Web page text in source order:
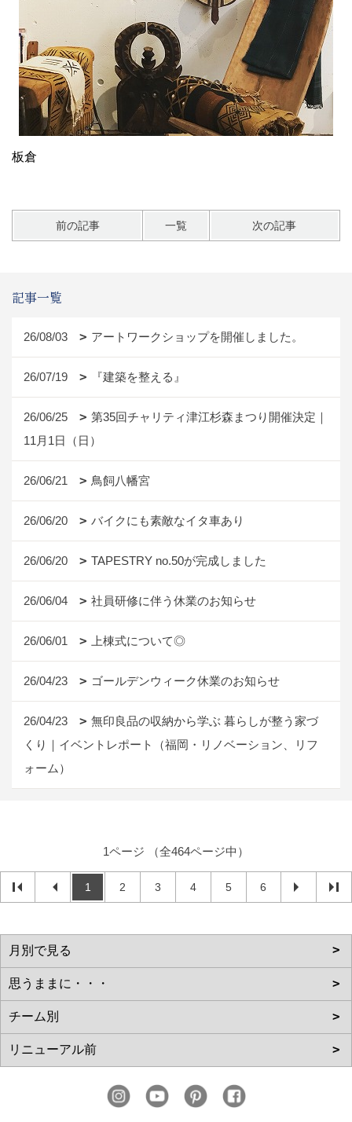
板倉
前の記事 一覧 次の記事
記事一覧
26/08/03 アートワークショップを開催しました。
26/07/19 『建築を整える』
26/06/25
第35回チャリティ津江杉森まつり開催決定｜
11月1日（日）
26/06/21 鳥飼八幡宮
26/06/20 バイクにも素敵なイタ車あり
26/06/20 TAPESTRY no.50が完成しました
26/06/04 社員研修に伴う休業のお知らせ
26/06/01 上棟式について◎
26/04/23 ゴールデンウィーク休業のお知らせ
26/04/23
無印良品の収納から学ぶ 暮らしが整う家づ
くり｜イベントレポート（福岡・リノベーション、リフ
ォーム）
1ページ （全464ページ中）
1 2 3 4 5 6